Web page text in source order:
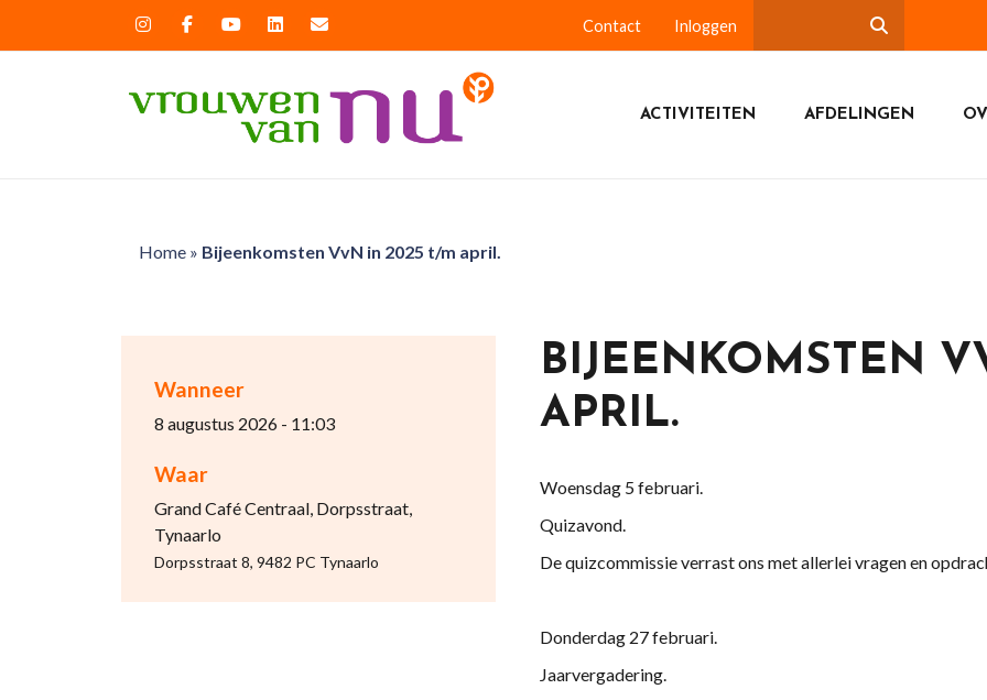
Contact Inloggen
ACTIVITEITEN AFDELINGEN
Home» Bijeenkomsten VvN in 2025 t/m april.
Wanneer
8 augustus 2026 - 11:03
Waar
Grand Café Centraal, Dorpsstraat,
Tynaarlo
Dorpsstraat 8, 9482 PC Tynaarlo
BIJEENKOMSTEN
APRIL.
Woensdag 5 februari.
Quizavond.
De quizcommissie verrast ons met allerlei vragen en
Donderdag 27 februari.
Jaarvergadering.